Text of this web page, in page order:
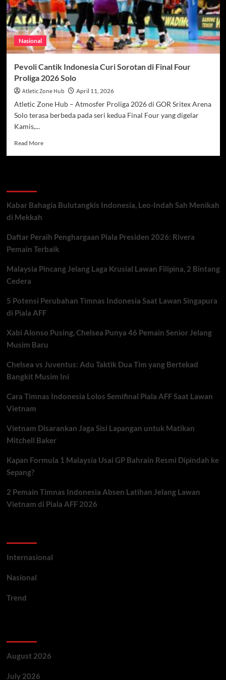
Nasional
Pevoli Cantik Indonesia Curi Sorotan di Final Four
Proliga 2026 Solo
Atletic Zone Hub April 11, 2026
Atletic Zone Hub – Atmosfer Proliga 2026 di GOR Sritex Arena
Solo terasa berbeda pada seri kedua Final Four yang digelar
Kamis,...
Read MoreRead
Sorotan
Four
Proliga
Solo
Kabar Bahagia Bulutangkis Indonesia, Leo-Indah Sah Menikah
di Mekkah
Daftar Peraih Penghargaan Piala Presiden 2026: Rivera
Pemain Terbaik
Malaysia Pincang Jelang Laga Krusial Lawan Filipina, 2 Bintang
Cedera
5 Potensi Perubahan Timnas Indonesia Saat Lawan Singapura
di Piala AFF
Xabi Alonso Pusing, Chelsea Punya 46 Pemain Senior Jelang
Musim Baru
Chelsea vs Juventus: Adu Taktik Dua Tim yang Bertekad
Bangkit Musim Ini
Cara Timnas Indonesia Lolos Semifinal Piala AFF Saat Lawan
Vietnam
Vietnam Disarankan Jaga Sisi Lapangan untuk Matikan
Mitchell Baker
Kapan Formula 1 Malaysia Usai GP Bahrain Resmi Dipindah ke
Sepang?
2 Pemain Timnas Indonesia Absen Latihan Jelang Lawan
Vietnam di Piala AFF 2026
Internasional
Nasional
Trend
August 2026
July 2026